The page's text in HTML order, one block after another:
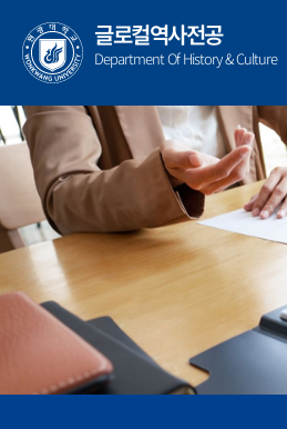
건
너
글로컬역사전공
Department Of History & Culture